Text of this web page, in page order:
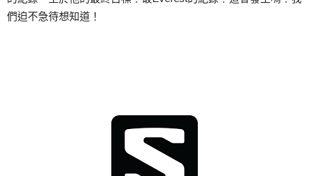
們迫不急待想知道！